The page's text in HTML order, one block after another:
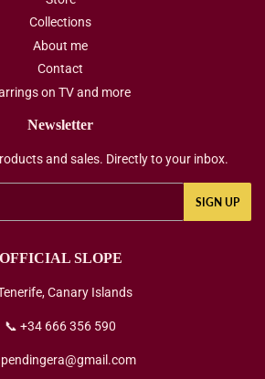
Collections
About me
Contact
on TV and more
Newsletter
and sales. Directly to your inbox.
SIGN UP
OFFICIAL SLOPE
Tenerife, Canary Islands
📞 +34 666 356 590